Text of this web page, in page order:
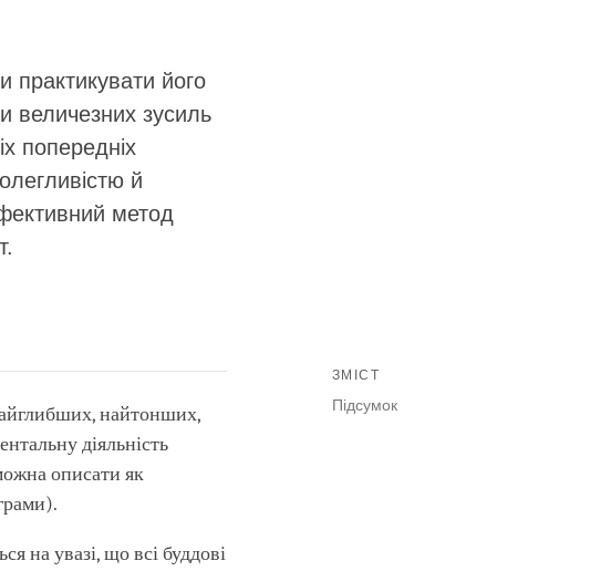
його
величезних зусиль
попередніх
й
метод
ЗМІСТ
Підсумок
найтонших,
діяльність
описати як
на увазі, що всі буддові